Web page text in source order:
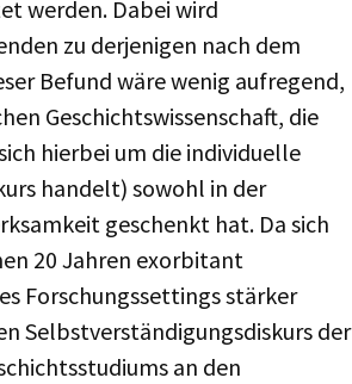
werden. Dabei wird
zu derjenigen nach dem
Befund wäre wenig aufregend,
Geschichtswissenschaft, die
hierbei um die individuelle
handelt) sowohl in der
geschenkt hat. Da sich
20 Jahren exorbitant
Forschungssettings stärker
Selbstverständigungsdiskurs der
an den